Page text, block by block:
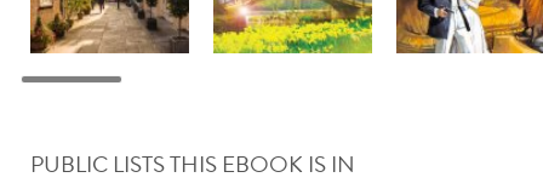
PUBLIC LISTS THIS EBOOK IS IN